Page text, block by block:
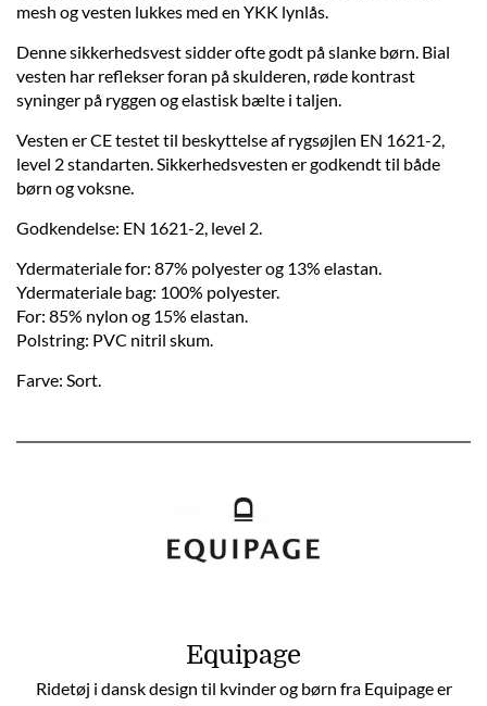
mesh og vesten lukkes med en YKK lynlås.
Denne sikkerhedsvest sidder ofte godt på slanke børn. Bial
vesten har reflekser foran på skulderen, røde kontrast
syninger på ryggen og elastisk bælte i taljen.
Vesten er CE testet til beskyttelse af rygsøjlen EN 1621-2,
level 2 standarten. Sikkerhedsvesten er godkendt til både
børn og voksne.
Godkendelse: EN 1621-2, level 2.
Ydermateriale for: 87% polyester og 13% elastan.
Ydermateriale bag: 100% polyester.
For: 85% nylon og 15% elastan.
Polstring: PVC nitril skum.
Farve: Sort.
Equipage
Ridetøj i dansk design til kvinder og børn fra Equipage er